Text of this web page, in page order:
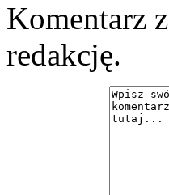
Komentarz
redakcję.